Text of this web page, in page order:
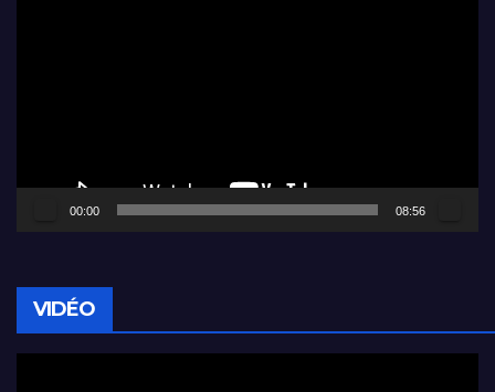
00:00 08:56
VIDÉO